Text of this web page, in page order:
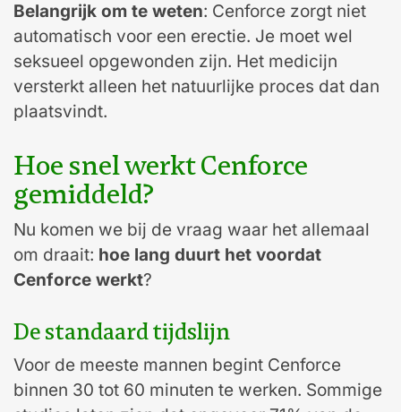
Belangrijk om te weten: Cenforce zorgt niet
automatisch voor een erectie. Je moet wel
seksueel opgewonden zijn. Het medicijn
versterkt alleen het natuurlijke proces dat dan
plaatsvindt.
Hoe snel werkt Cenforce
gemiddeld?
Nu komen we bij de vraag waar het allemaal
om draait: hoe lang duurt het voordat
Cenforce werkt?
De standaard tijdslijn
Voor de meeste mannen begint Cenforce
binnen 30 tot 60 minuten te werken. Sommige